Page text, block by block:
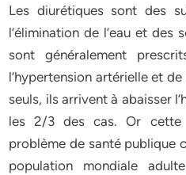
Les diurétiques sont des
l’élimination de l’eau et des
sont généralement
l’hypertension artérielle et
seuls, ils arrivent à abaisser
les 2/3 des cas. Or cette
problème de santé publique
population mondiale